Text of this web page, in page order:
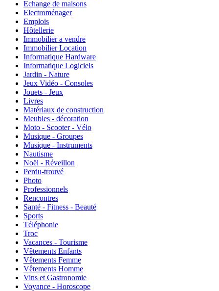
Echange de maisons
Electroménager
Emplois
Hôtellerie
Immobilier a vendre
Immobilier Location
Informatique Hardware
Informatique Logiciels
Jardin - Nature
Jeux Vidéo - Consoles
Jouets - Jeux
Livres
Matériaux de construction
Meubles - décoration
Moto - Scooter - Vélo
Musique - Groupes
Musique - Instruments
Nautisme
Noël - Réveillon
Perdu-trouvé
Photo
Professionnels
Rencontres
Santé - Fitness - Beauté
Sports
Téléphonie
Troc
Vacances - Tourisme
Vêtements Enfants
Vêtements Femme
Vêtements Homme
Vins et Gastronomie
Voyance - Horoscope